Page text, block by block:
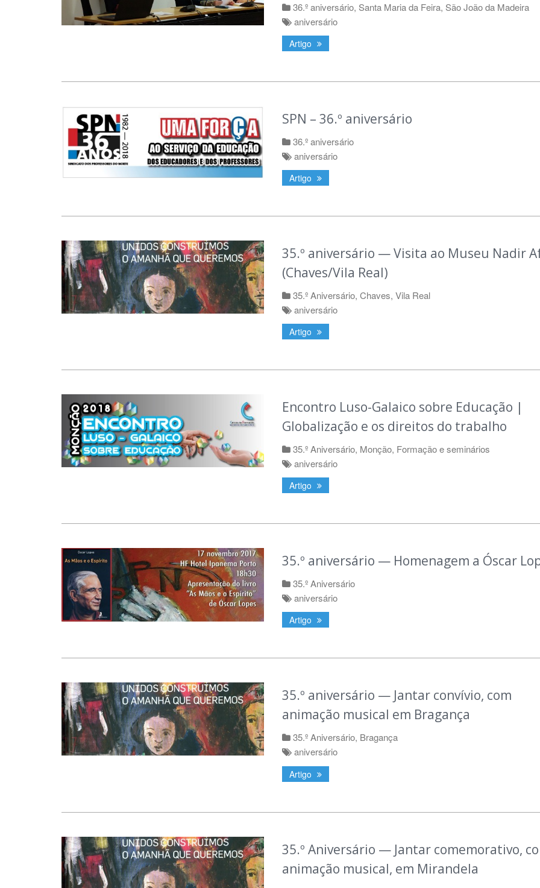
36.º aniversário, Santa Maria da Feira, São João da Madeira
aniversário
Artigo
SPN – 36.º aniversário
36.º aniversário
aniversário
Artigo
35.º aniversário — Visita ao Museu Nadir
(Chaves/Vila Real)
35.º Aniversário, Chaves, Vila Real
aniversário
Artigo
Encontro Luso-Galaico sobre Educação |
Globalização e os direitos do trabalho
35.º Aniversário, Monção, Formação e seminários
aniversário
Artigo
35.º aniversário — Homenagem a Óscar
35.º Aniversário
aniversário
Artigo
35.º aniversário — Jantar convívio, com
animação musical em Bragança
35.º Aniversário, Bragança
aniversário
Artigo
35.º Aniversário — Jantar comemorativo,
animação musical, em Mirandela